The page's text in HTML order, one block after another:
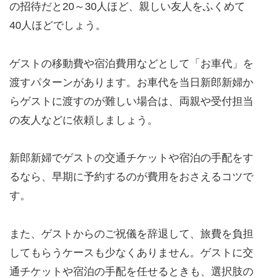
の招待だと20～30人ほど、親しい友人をふくめて
40人ほどでしょう。
ゲストの移動費や宿泊費用などとして「お車代」を
渡すパターンがあります。お車代を当日新郎新婦か
らゲストに渡すのが難しい場合は、両親や受付担当
の友人などに依頼しましょう。
新郎新婦でゲストの交通チケットや宿泊の手配をす
るなら、早期に予約するのが費用をおさえるコツで
す。
また、ゲストからのご祝儀を辞退して、旅費を負担
してもらうケースも少なくありません。ゲストに交
通チケットや宿泊の手配を任せるときも、選択肢の